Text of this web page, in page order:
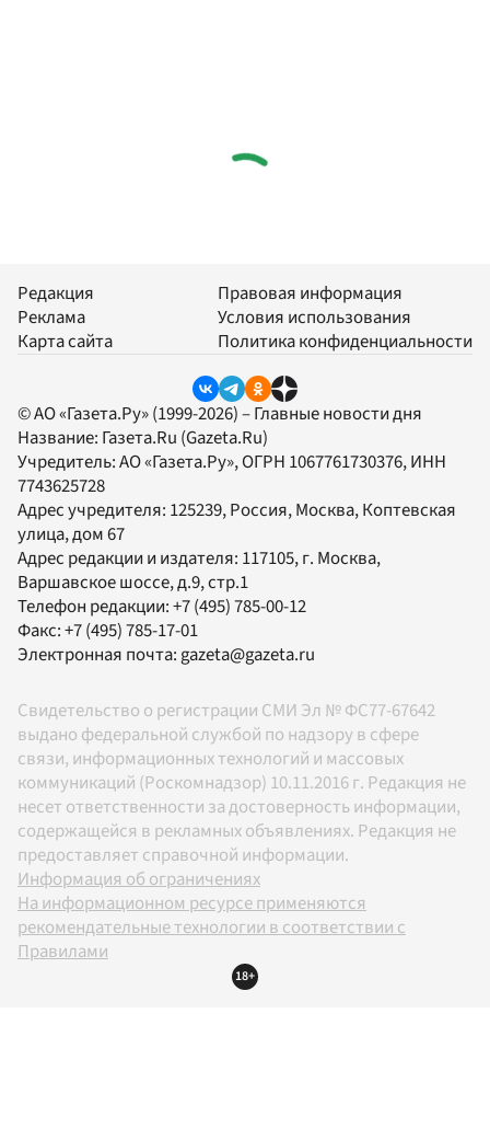
Редакция
Реклама
Карта сайта
Правовая информация
Условия использования
Политика конфиденциальности
© АО «Газета.Ру» (1999-2026) – Главные новости дня
Название: Газета.Ru (Gazeta.Ru)
Учредитель:АО «Газета.Ру», ОГРН 1067761730376, ИНН
7743625728
Адрес учредителя: 125239, Россия, Москва, Коптевская
улица, дом 67
Адрес редакции и издателя: 117105, г. Москва,
Варшавское шоссе, д.9, стр.1
Телефон редакции:+7 (495) 785-00-12
Факс:+7 (495) 785-17-01
Электронная почта:gazeta@gazeta.ru
Свидетельство о регистрации СМИ Эл № ФС77-67642
выдано федеральной службой по надзору в сфере
связи, информационных технологий и массовых
коммуникаций (Роскомнадзор) 10.11.2016 г. Редакция не
несет ответственности за достоверность информации,
содержащейся в рекламных объявлениях. Редакция не
предоставляет справочной информации.
Информация об ограничениях
На информационном ресурсе применяются
рекомендательные технологии в соответствии с
Правилами
18+